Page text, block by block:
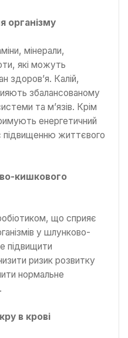
організму
мінерали,
які можуть
здоров’я. Калій,
збалансованому
та м’язів. Крім
енергетичний
підвищенню життєвого
кишкового
що сприяє
у шлунково-
підвищити
ризик розвитку
нормальне
в крові